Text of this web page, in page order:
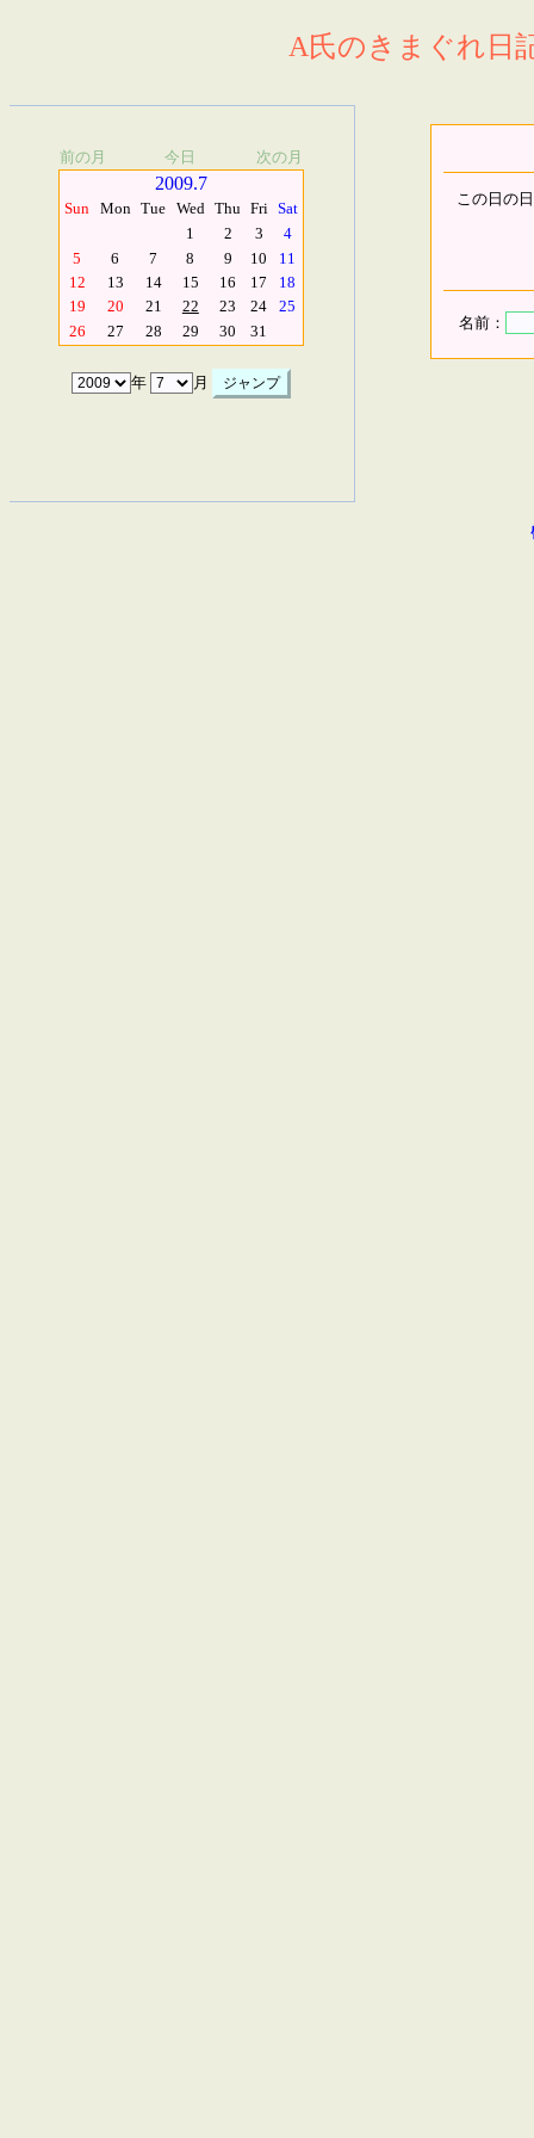
A氏のきまぐれ日
前の月 今日 次の月
2009.7
Sun Mon Tue Wed Thu Fri Sat
1
2 3
4
5
6 7 8 9 10
11
12
13 14 15 16 17
18
19
20 21 22 23 24
25
26
27 28 29 30 31
年 月
この日の
名前：